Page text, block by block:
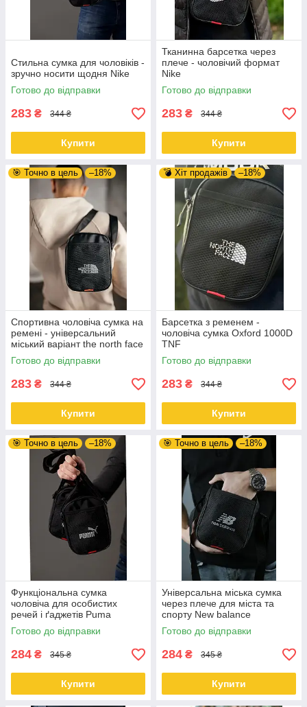
Стильна сумка для чоловіків -
зручно носити щодня Nike
Готово до відправки
283 ₴ 344 ₴
Купити
Тканинна барсетка через
плече - чоловічий формат
Nike
Готово до відправки
283 ₴ 344 ₴
Купити
🎯 Точно в цель –18%
Спортивна чоловіча сумка на
ремені - універсальний
міський варіант the north face
Готово до відправки
283 ₴ 344 ₴
Купити
💣 Хіт продажів –18%
Барсетка з ременем -
чоловіча сумка Oxford 1000D
TNF
Готово до відправки
283 ₴ 344 ₴
Купити
🎯 Точно в цель –18%
Функціональна сумка
чоловіча для особистих
речей і ґаджетів Puma
Готово до відправки
284 ₴ 345 ₴
Купити
🎯 Точно в цель –18%
Універсальна міська сумка
через плече для міста та
спорту New balance
Готово до відправки
284 ₴ 345 ₴
Купити